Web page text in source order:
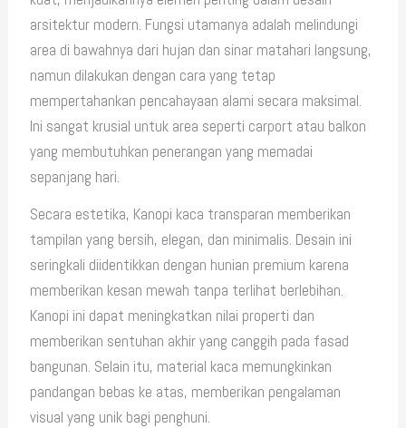
arsitektur modern. Fungsi utamanya adalah melindungi
area di bawahnya dari hujan dan sinar matahari langsung,
namun dilakukan dengan cara yang tetap
mempertahankan pencahayaan alami secara maksimal.
Ini sangat krusial untuk area seperti carport atau balkon
yang membutuhkan penerangan yang memadai
sepanjang hari.
Secara estetika, Kanopi kaca transparan memberikan
tampilan yang bersih, elegan, dan minimalis. Desain ini
seringkali diidentikkan dengan hunian premium karena
memberikan kesan mewah tanpa terlihat berlebihan.
Kanopi ini dapat meningkatkan nilai properti dan
memberikan sentuhan akhir yang canggih pada fasad
bangunan. Selain itu, material kaca memungkinkan
pandangan bebas ke atas, memberikan pengalaman
visual yang unik bagi penghuni.